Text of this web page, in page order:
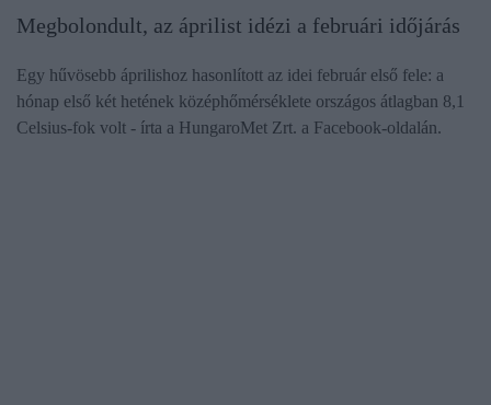
Megbolondult, az áprilist idézi a februári időjárás
Egy hűvösebb áprilishoz hasonlított az idei február első fele: a
hónap első két hetének középhőmérséklete országos átlagban 8,1
Celsius-fok volt - írta a HungaroMet Zrt. a Facebook-oldalán.